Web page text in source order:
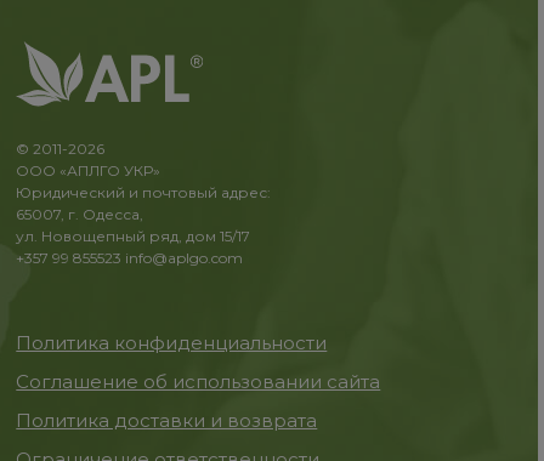
© 2011-2026
ООО «АПЛГО УКР»
Юридический и почтовый адрес:
65007, г. Одесса,
ул. Новощепный ряд, дом 15/17
+357 99 855523 info@aplgo.com
Политика конфиденциальности
Соглашение об использовании сайта
Политика доставки и возврата